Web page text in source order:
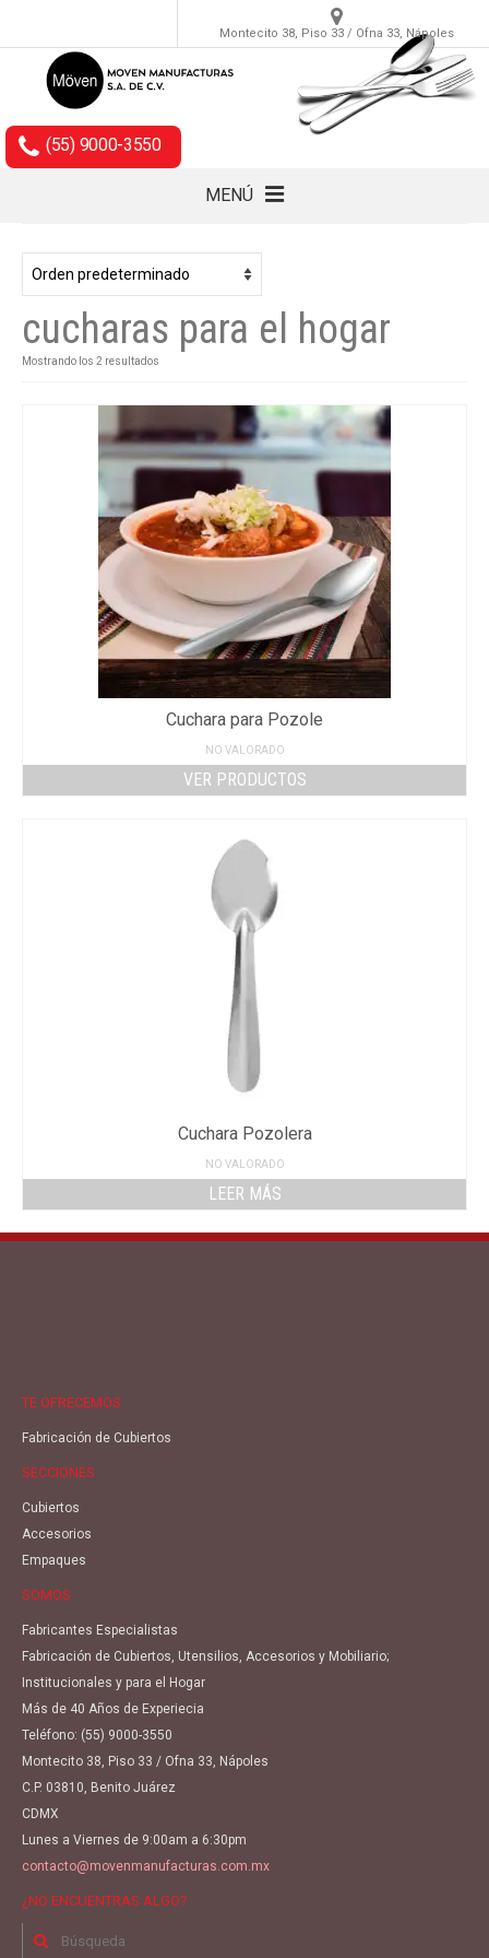
Montecito 38, Piso 33 / Ofna 33, Nápoles
(55) 9000-3550
MENÚ
Cubiertos
Accesorios
Empaques
cucharas para el hogar
Mostrando los 2 resultados
Cuchara para Pozole
NO VALORADO
VER PRODUCTOS
Cuchara Pozolera
NO VALORADO
LEER MÁS
TE OFRECEMOS
Fabricación de Cubiertos
SECCIONES
Cubiertos
Accesorios
Empaques
SOMOS
Fabricantes Especialistas
Fabricación de Cubiertos, Utensilios, Accesorios y Mobiliario;
Institucionales y para el Hogar
Más de 40 Años de Experiecia
Teléfono: (55) 9000-3550
Montecito 38, Piso 33 / Ofna 33, Nápoles
C.P. 03810, Benito Juárez
CDMX
Lunes a Viernes de 9:00am a 6:30pm
contacto@movenmanufacturas.com.mx
¿NO ENCUENTRAS ALGO?
Buscar